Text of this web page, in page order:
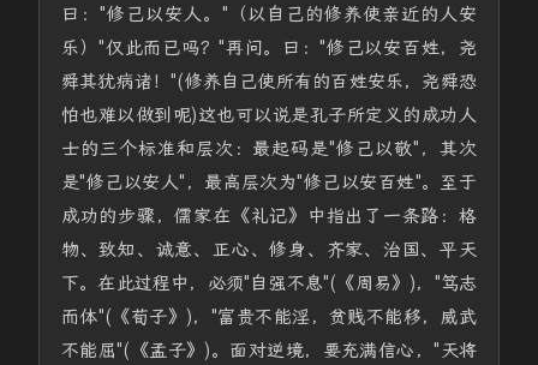
曰："修己以安人。"（以自己的修养使亲近的人安
乐）"仅此而已吗？"再问。曰："修己以安百姓，尧
舜其犹病诸！"(修养自己使所有的百姓安乐，尧舜恐
怕也难以做到呢)这也可以说是孔子所定义的成功人
士的三个标准和层次：最起码是"修己以敬"，其次
是"修己以安人"，最高层次为"修己以安百姓"。至于
成功的步骤，儒家在《礼记》中指出了一条路：格
物、致知、诚意、正心、修身、齐家、治国、平天
下。在此过程中，必须"自强不息"(《周易》)，"笃志
而体"(《荀子》)，"富贵不能淫，贫贱不能移，威武
不能屈"(《孟子》)。面对逆境，要充满信心，"天将